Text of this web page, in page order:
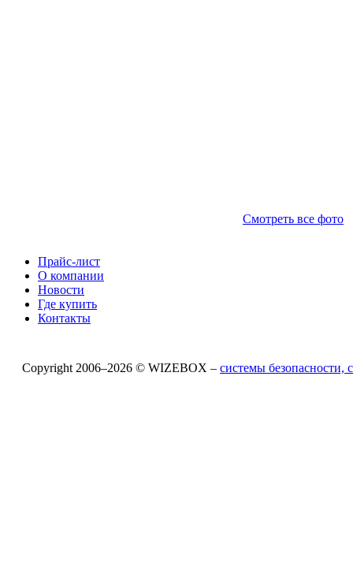
Смотреть все фото
Прайс-лист
О компании
Новости
Где купить
Контакты
Copyright 2006–2026 © WIZEBOX – системы безопасности,